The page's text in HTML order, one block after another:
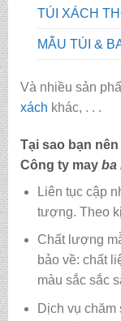
TÚI XÁCH
MẪU TÚI &
Và nhiều sản
xách khác, . . .
Tại sao bạn
Công ty may ba
Liên tục cập
tượng. Theo
Chất lượng
bảo về: chất
màu sắc sắc
Dịch vụ chăm